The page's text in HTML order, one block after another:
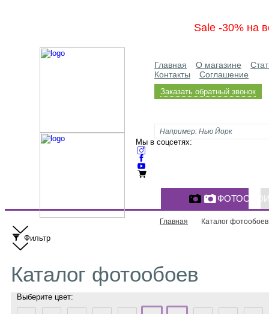
Sale -30% на
Главная О магазине
Контакты
Соглашение
Заказать обратный звонок
Мы в соцсетях:
Главная Каталог фотообоев
Фильтр
Каталог фотообоев
Выберите цвет: